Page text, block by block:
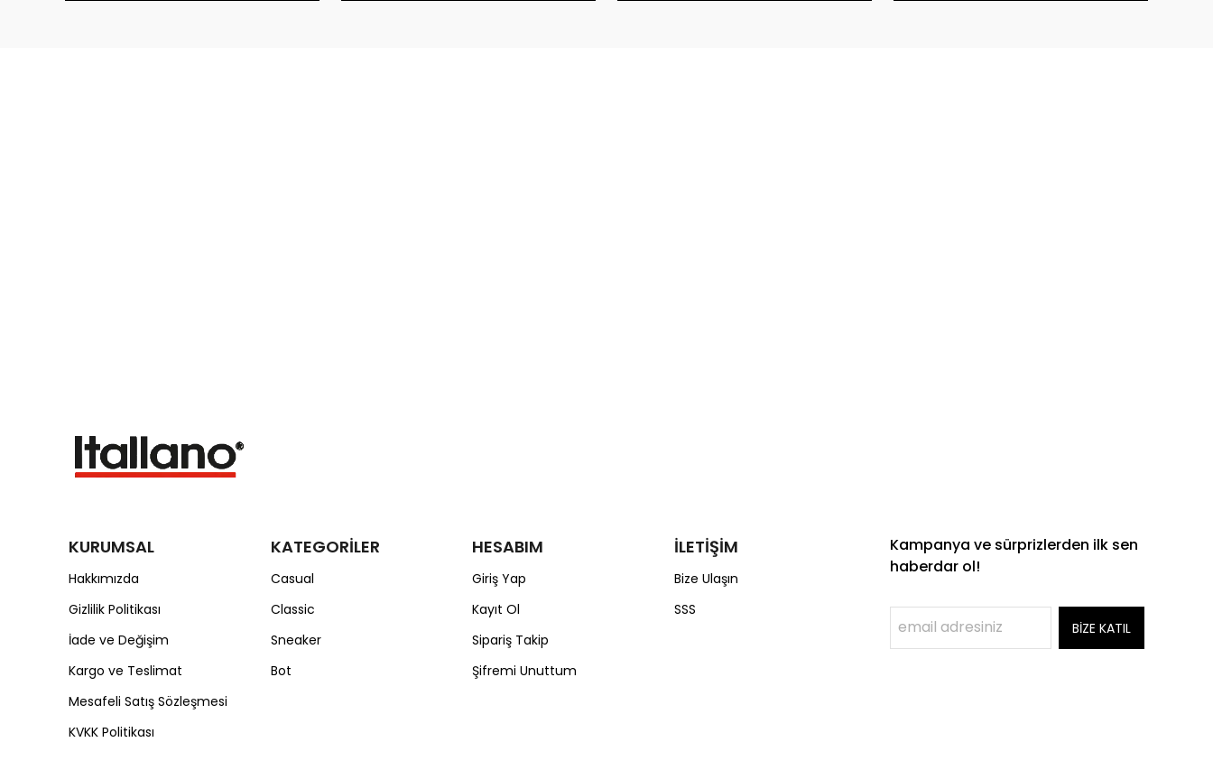
KURUMSAL
Hakkımızda
Gizlilik Politikası
İade ve Değişim
Kargo ve Teslimat
Mesafeli Satış Sözleşmesi
KVKK Politikası
KATEGORİLER
Casual
Classic
Sneaker
Bot
HESABIM
Giriş Yap
Kayıt Ol
Sipariş Takip
Şifremi Unuttum
İLETİŞİM
Bize Ulaşın
SSS
Kampanya ve sürprizlerden ilk sen
haberdar ol!
BİZE KATIL